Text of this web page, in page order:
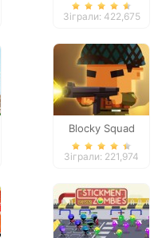
Kingdom
Зіграли: 422,675
Blocky Squad
Зіграли: 221,974